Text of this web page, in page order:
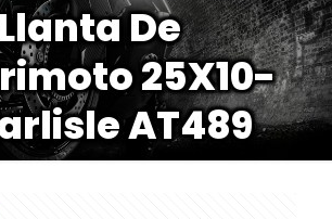
Llanta De
25X10-
AT489